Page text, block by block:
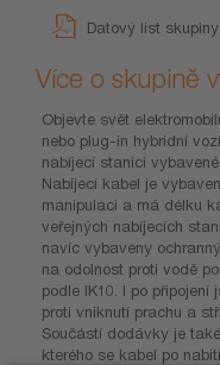
Datový list skupiny
Více o skupině
Objevte svět
nebo plug-in hybridní
nabíjecí stanici
Nabíjecí kabel je
manipulaci a má délku
veřejných nabíjecích
navíc vybaveny
na odolnost proti vodě
podle IK10. I po
proti vniknutí prachu a
Součástí dodávky je
kterého se kabel po